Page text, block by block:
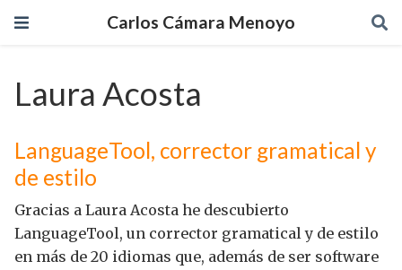
Carlos Cámara Menoyo
Laura Acosta
LanguageTool, corrector gramatical y
de estilo
Gracias a Laura Acosta he descubierto
LanguageTool, un corrector gramatical y de estilo
en más de 20 idiomas que, además de ser software